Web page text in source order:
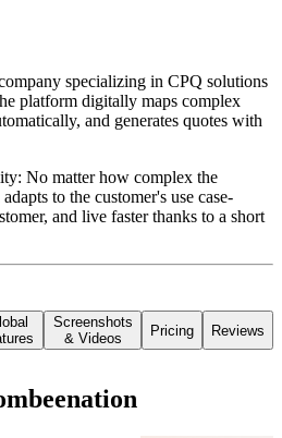
specializing in CPQ solutions
platform digitally maps complex
and generates quotes with
No matter how complex the
to the customer's use case-
and live faster thanks to a short
Screenshots
& Videos
Pricing Reviews